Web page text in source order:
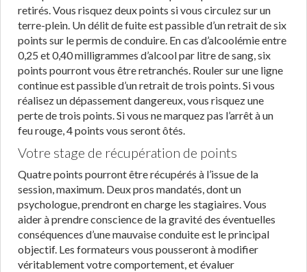
retirés. Vous risquez deux points si vous circulez sur un
terre-plein. Un délit de fuite est passible d’un retrait de six
points sur le permis de conduire. En cas d’alcoolémie entre
0,25 et 0,40 milligrammes d’alcool par litre de sang, six
points pourront vous être retranchés. Rouler sur une ligne
continue est passible d’un retrait de trois points. Si vous
réalisez un dépassement dangereux, vous risquez une
perte de trois points. Si vous ne marquez pas l’arrêt à un
feu rouge, 4 points vous seront ôtés.
Votre stage de récupération de points
Quatre points pourront être récupérés à l’issue de la
session, maximum. Deux pros mandatés, dont un
psychologue, prendront en charge les stagiaires. Vous
aider à prendre conscience de la gravité des éventuelles
conséquences d’une mauvaise conduite est le principal
objectif. Les formateurs vous pousseront à modifier
véritablement votre comportement, et évaluer